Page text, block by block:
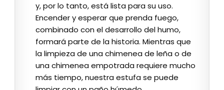
y, por lo tanto, está lista para su uso.
Encender y esperar que prenda fuego,
combinado con el desarrollo del humo,
formará parte de la historia. Mientras que
la limpieza de una chimenea de leña o de
una chimenea empotrada requiere mucho
más tiempo, nuestra estufa se puede